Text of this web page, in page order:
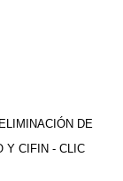
DE
Y CIFIN - CLIC